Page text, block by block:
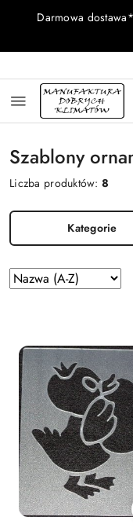
Przejdź do
Przejdź do
Przejdź do
Przejdź do
Przejdź do stopki
Darmowa
Szablony
Liczba produktów:8
Kategorie
Zastosowano
sortowanie:
Z).
Sortuj
według